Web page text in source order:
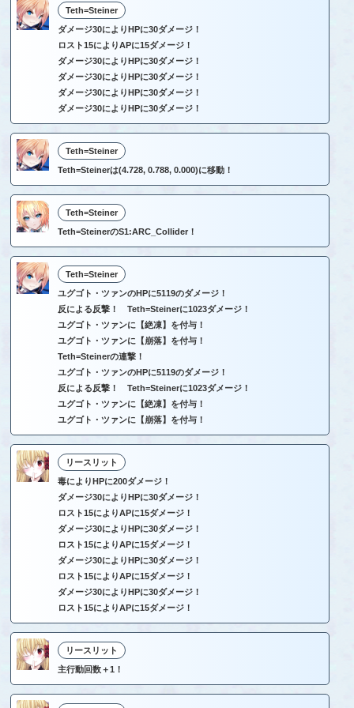
Teth=Steiner
ダメージ30によりHPに30ダメージ！
ロスト15によりAPに15ダメージ！
ダメージ30によりHPに30ダメージ！
ダメージ30によりHPに30ダメージ！
ダメージ30によりHPに30ダメージ！
ダメージ30によりHPに30ダメージ！
Teth=Steiner
Teth=Steinerは(4.728, 0.788, 0.000)に移動！
Teth=Steiner
Teth=SteinerのS1:ARC_Collider！
Teth=Steiner
ユグゴト・ツァンのHPに5119のダメージ！
反による反撃！ Teth=Steinerに1023ダメージ！
ユグゴト・ツァンに【絶凍】を付与！
ユグゴト・ツァンに【崩落】を付与！
Teth=Steinerの連撃！
ユグゴト・ツァンのHPに5119のダメージ！
反による反撃！ Teth=Steinerに1023ダメージ！
ユグゴト・ツァンに【絶凍】を付与！
ユグゴト・ツァンに【崩落】を付与！
リースリット
毒によりHPに200ダメージ！
ダメージ30によりHPに30ダメージ！
ロスト15によりAPに15ダメージ！
ダメージ30によりHPに30ダメージ！
ロスト15によりAPに15ダメージ！
ダメージ30によりHPに30ダメージ！
ロスト15によりAPに15ダメージ！
ダメージ30によりHPに30ダメージ！
ロスト15によりAPに15ダメージ！
リースリット
主行動回数＋1！